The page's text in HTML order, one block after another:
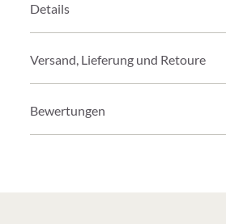
Details
Versand, Lieferung und Retoure
Bewertungen